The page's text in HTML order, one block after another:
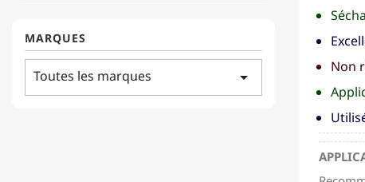
MARQUES
Toutes les marques arrow_drop_down
Non